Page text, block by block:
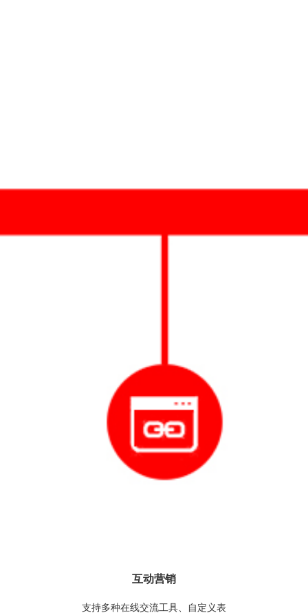
互动营销
支持多种在线交流工具、自定义表